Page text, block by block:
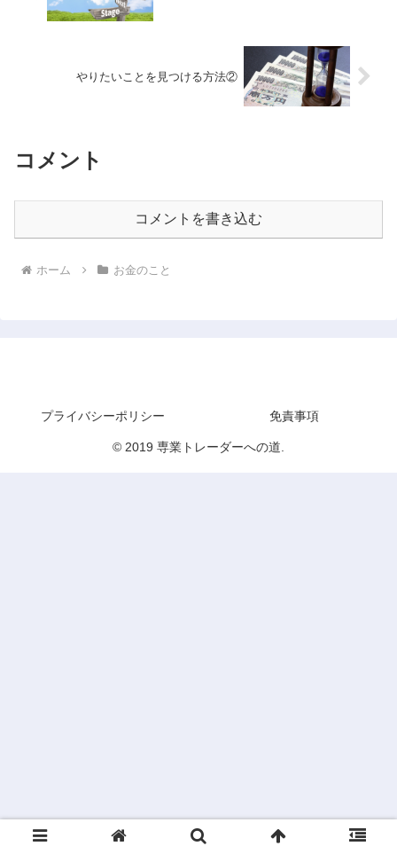
やりたいことを見つける方法②
コメント
コメントを書き込む
ホーム お金のこと
プライバシーポリシー 免責事項
© 2019 専業トレーダーへの道.